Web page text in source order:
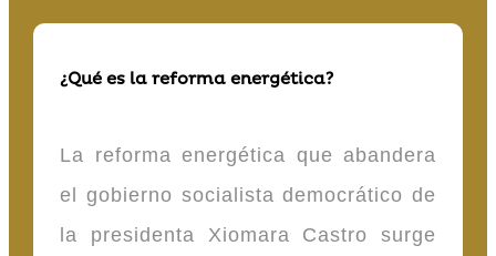
¿Qué es la reforma energética?
La reforma energética que abandera
el gobierno socialista democrático de
la presidenta Xiomara Castro surge